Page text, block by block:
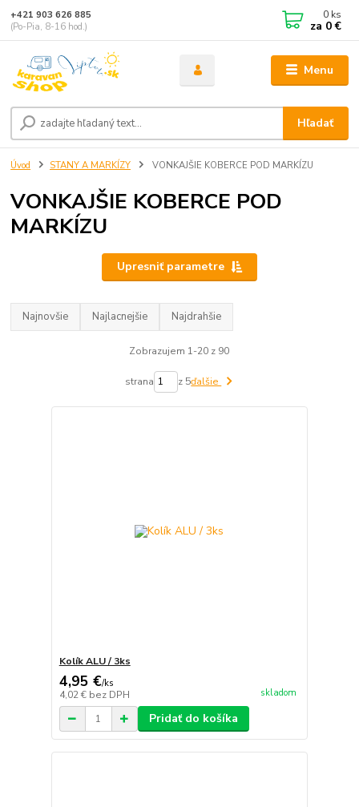
Menu
Hľadať
+421 903 626 885
(Po-Pia, 8-16 hod.)
0 ks
za 0 €
Úvod STANY A MARKÍZY VONKAJŠIE KOBERCE POD MARKÍZU
VONKAJŠIE KOBERCE POD
MARKÍZU
Upresniť parametre
Najnovšie Najlacnejšie Najdrahšie
Zobrazujem 1-20 z 90
strana z 5ďalšie
Kolík ALU / 3ks
4,95 €/ks
4,02 € bez DPH skladom
Pridať do košíka